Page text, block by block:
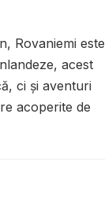
Rovaniemi este
acest
ci și aventuri
acoperite de